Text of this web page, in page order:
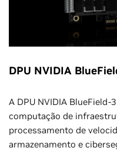
DPU NVIDIA
A DPU NVIDIA BlueField-
computação de
processamento de
armazenamento e